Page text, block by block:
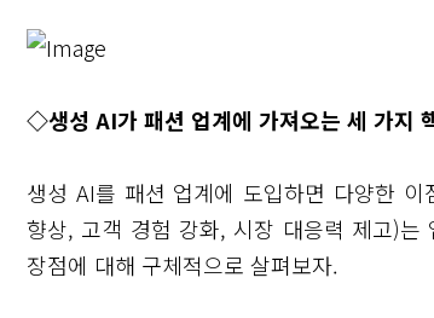
◇생성 AI가 패션 업계에 가져오는 세 가지
생성 AI를 패션 업계에 도입하면 다양한
향상, 고객 경험 강화, 시장 대응력 제고)
장점에 대해 구체적으로 살펴보자.